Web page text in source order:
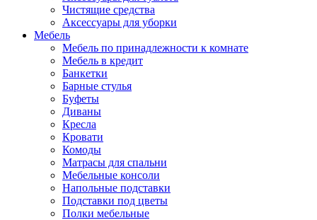
Чистящие средства
Аксессуары для уборки
Мебель
Мебель по принадлежности к комнате
Мебель в кредит
Банкетки
Барные стулья
Буфеты
Диваны
Кресла
Кровати
Комоды
Матрасы для спальни
Мебельные консоли
Напольные подставки
Подставки под цветы
Полки мебельные